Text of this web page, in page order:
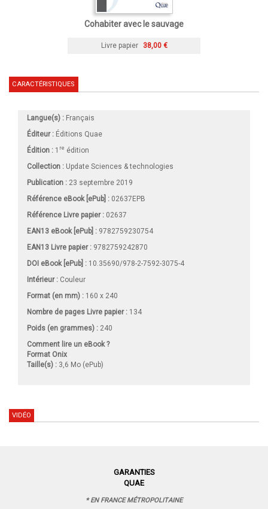
Cohabiter avec le sauvage
Livre papier 38,00 €
CARACTÉRISTIQUES
Langue(s) : Français
Éditeur : Éditions Quae
Édition : 1 re édition
Collection : Update Sciences & technologies
Publication : 23 septembre 2019
Référence eBook [ePub] : 02637EPB
Référence Livre papier : 02637
EAN13 eBook [ePub] : 9782759230754
EAN13 Livre papier : 9782759242870
DOI eBook [ePub] : 10.35690/978-2-7592-3075-4
Intérieur : Couleur
Format (en mm) : 160 x 240
Nombre de pages Livre papier: 134
Poids (en grammes) : 240
Comment lire un eBook ?
Format Onix
Taille(s) : 3,6 Mo (ePub)
VIDÉO
GARANTIES
QUAE
* EN FRANCE MÉTROPOLITAINE